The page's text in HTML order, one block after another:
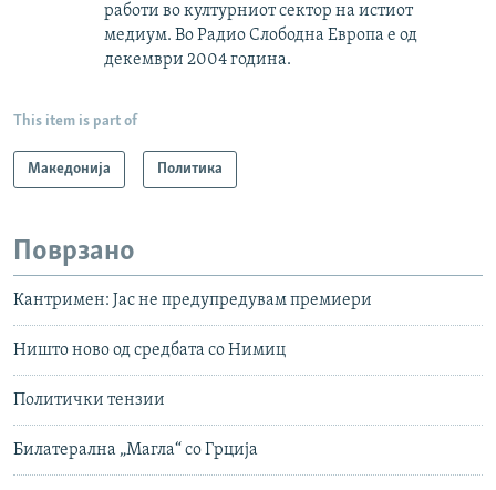
работи во културниот сектор на истиот
медиум. Во Радио Слободна Европа е од
декември 2004 година.
This item is part of
Македонија Политика
Поврзано
Кантримен: Јас не предупредувам премиери
Ништо ново од средбата со Нимиц
Политички тензии
Билатерална „Магла“ со Грција